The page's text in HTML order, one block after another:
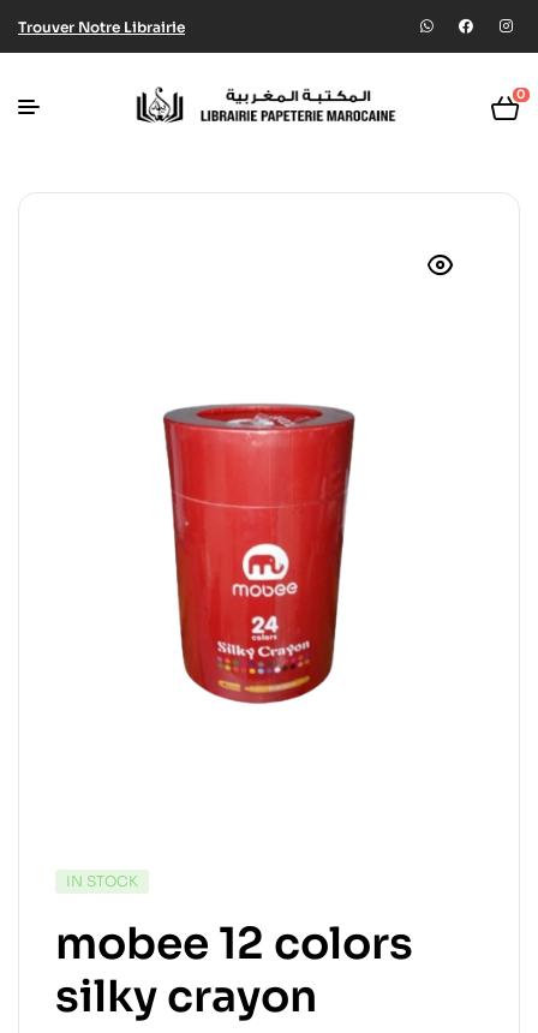
Trouver Notre Librairie
0
IN STOCK
mobee 12 colors
silky crayon